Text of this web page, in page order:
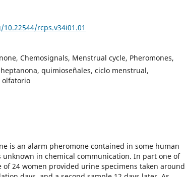
rcps.v34i01.01
Chemosignals, Menstrual cycle, Pheromones,
quimioseñales, ciclo menstrual,
olfatorio
is an alarm pheromone contained in some human
in chemical communication. In part one of
of 24 women provided urine specimens taken around